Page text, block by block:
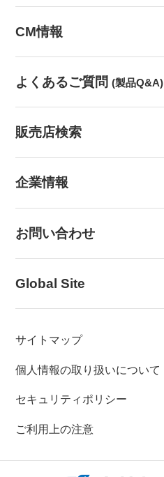
CM情報
よくあるご質問 (製品Q&A)
販売店検索
企業情報
お問い合わせ
Global Site
サイトマップ
個人情報の取り扱いについて
セキュリティポリシー
ご利用上の注意